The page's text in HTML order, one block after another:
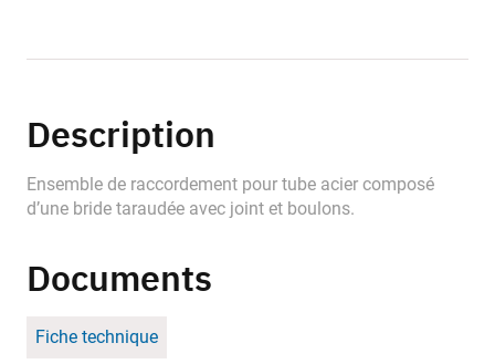
Description
Ensemble de raccordement pour tube acier composé
d’une bride taraudée avec joint et boulons.
Documents
Fiche technique